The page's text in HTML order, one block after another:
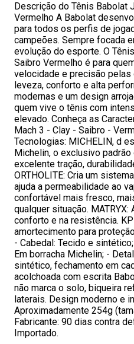
Descrição do Tênis Babolat
Vermelho A Babolat
para todos os perfis de
campeões. Sempre focada
evolução do esporte. O
Saibro Vermelho é para
velocidade e precisão pelas
leveza, conforto e alta
modernas e um design
quem vive o tênis com
elevado. Conheça as
Mach 3 - Clay - Saibro -
Tecnologias: MICHELIN, d
Michelin, o exclusivo
excelente tração,
ORTHOLITE: Cria um
ajuda a permeabilidade ao
confortável mais fresco,
qualquer situação. MATRYX:
conforto e na resistência.
amortecimento para
- Cabedal: Tecido e
Em borracha Michelin; -
sintético, fechamento em
acolchoada com escrita
não marca o solo, biqueira
laterais. Design moderno e
Aproximadamente 254g
Fabricante: 90 dias contra
Importado.